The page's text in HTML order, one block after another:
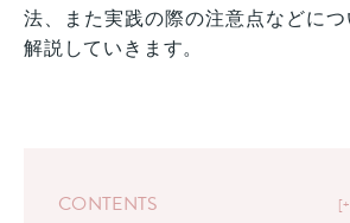
法、また実践の際の注意点などにつ
解説していきます。
CONTENTS